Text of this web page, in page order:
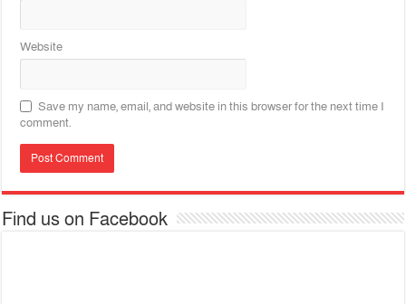
Website
Save my name, email, and website in this browser for the next time I
comment.
Find us on Facebook